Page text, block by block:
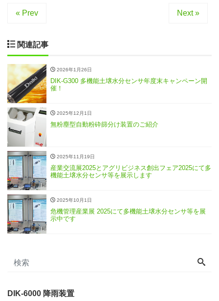
« Prev Next »
関連記事
2026年1月26日
DIK-G300 多機能土壌水分センサ年度末キャンペーン開
催！
2025年12月1日
無粉塵型自動粉砕篩分け装置のご紹介
2025年11月19日
産業交流展2025とアグリビジネス創出フェア2025にて多
機能土壌水分センサ等を展示します
2025年10月1日
危機管理産業展 2025にて多機能土壌水分センサ等を展
示中です
DIK-6000 降雨装置